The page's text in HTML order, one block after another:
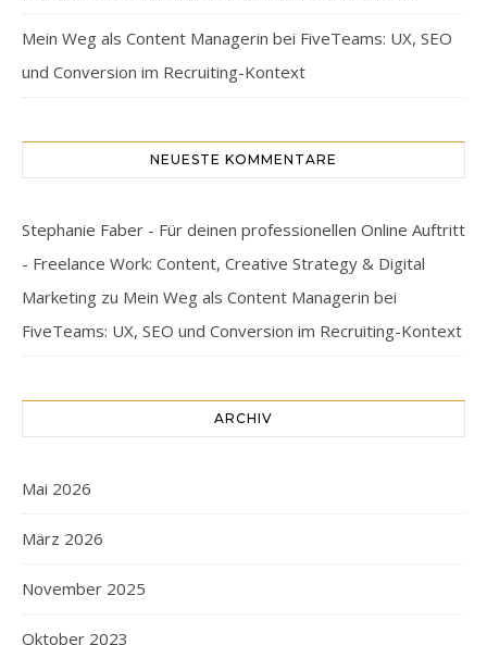
Mein Weg als Content Managerin bei FiveTeams: UX, SEO
und Conversion im Recruiting-Kontext
NEUESTE KOMMENTARE
Stephanie Faber - Für deinen professionellen Online Auftritt
- Freelance Work: Content, Creative Strategy & Digital
Marketing zu Mein Weg als Content Managerin bei
FiveTeams: UX, SEO und Conversion im Recruiting-Kontext
ARCHIV
Mai 2026
März 2026
November 2025
Oktober 2023